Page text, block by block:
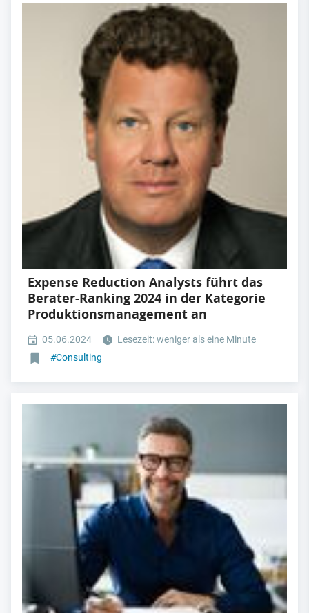
Expense Reduction Analysts führt das
Berater-Ranking 2024 in der Kategorie
Produktionsmanagement an
05.06.2024
Lesezeit: weniger als eine Minute
#Consulting